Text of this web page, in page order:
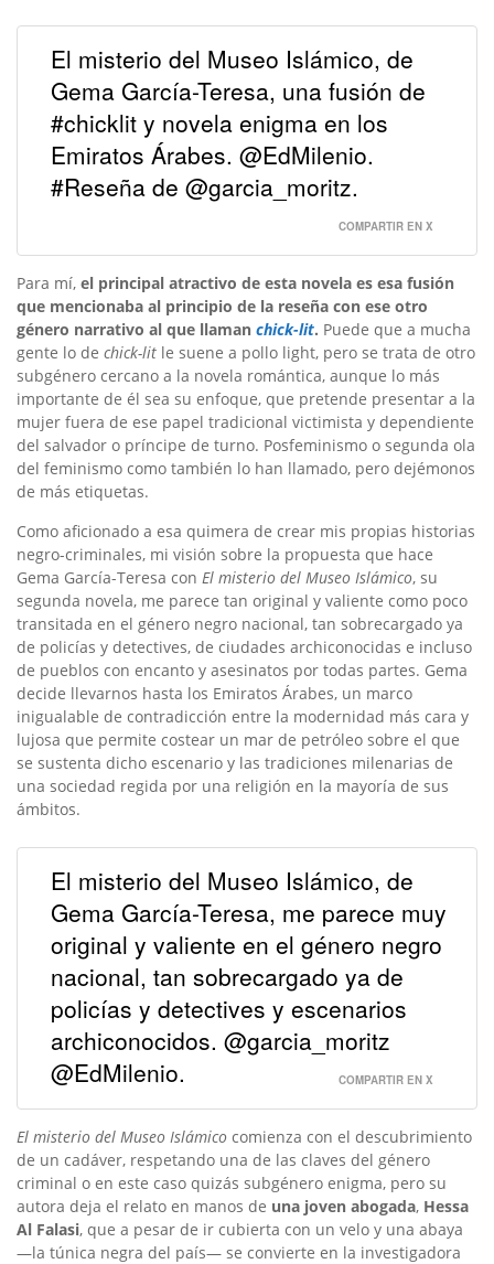
El misterio del Museo Islámico, de
Gema García-Teresa, una fusión de
#chicklit y novela enigma en los
Emiratos Árabes. @EdMilenio.
#Reseña de @garcia_moritz.
COMPARTIR EN X
Para mí, el principal atractivo de esta novela es esa fusión
que mencionaba al principio de la reseña con ese otro
género narrativo al que llaman chick-lit. Puede que a mucha
gente lo de chick-lit le suene a pollo light, pero se trata de otro
subgénero cercano a la novela romántica, aunque lo más
importante de él sea su enfoque, que pretende presentar a la
mujer fuera de ese papel tradicional victimista y dependiente
del salvador o príncipe de turno. Posfeminismo o segunda ola
del feminismo como también lo han llamado, pero dejémonos
de más etiquetas.
Como aficionado a esa quimera de crear mis propias historias
negro-criminales, mi visión sobre la propuesta que hace
Gema García-Teresa con El misterio del Museo Islámico, su
segunda novela, me parece tan original y valiente como poco
transitada en el género negro nacional, tan sobrecargado ya
de policías y detectives, de ciudades archiconocidas e incluso
de pueblos con encanto y asesinatos por todas partes. Gema
decide llevarnos hasta los Emiratos Árabes, un marco
inigualable de contradicción entre la modernidad más cara y
lujosa que permite costear un mar de petróleo sobre el que
se sustenta dicho escenario y las tradiciones milenarias de
una sociedad regida por una religión en la mayoría de sus
ámbitos.
El misterio del Museo Islámico, de
Gema García-Teresa, me parece muy
original y valiente en el género negro
nacional, tan sobrecargado ya de
policías y detectives y escenarios
archiconocidos. @garcia_moritz
@EdMilenio.
COMPARTIR EN X
El misterio del Museo Islámico comienza con el descubrimiento
de un cadáver, respetando una de las claves del género
criminal o en este caso quizás subgénero enigma, pero su
autora deja el relato en manos de una joven abogada, Hessa
Al Falasi, que a pesar de ir cubierta con un velo y una abaya
—la túnica negra del país— se convierte en la investigadora